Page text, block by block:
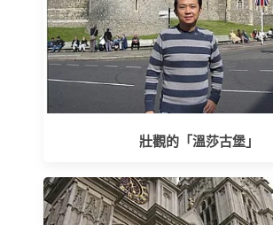
壯觀的「溫莎古堡」